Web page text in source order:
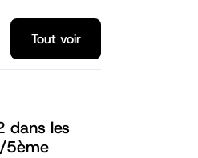
Tout voir
Tout voir
dans les
5ème